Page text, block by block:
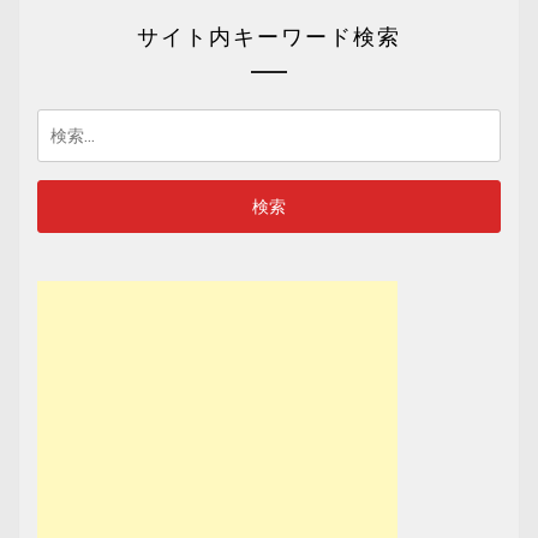
サイト内キーワード検索
検
索: